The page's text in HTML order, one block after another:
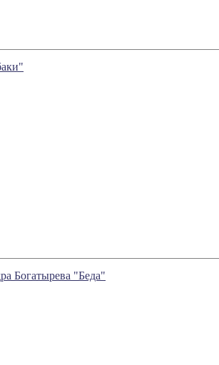
Богатырева "Беда"